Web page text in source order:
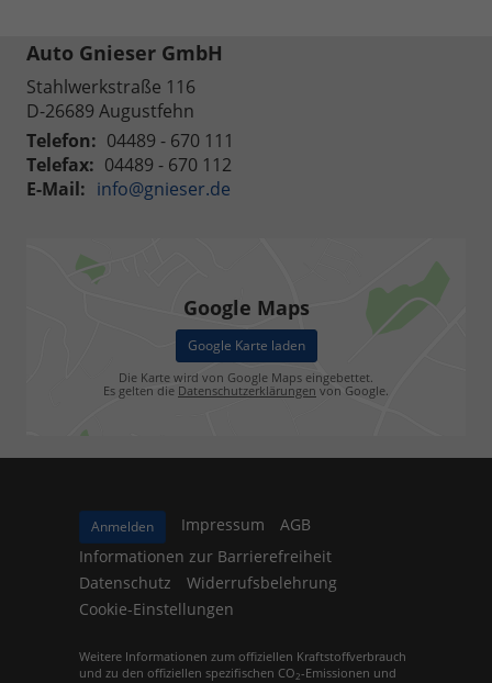
Auto Gnieser GmbH
Stahlwerkstraße 116
D-26689 Augustfehn
Telefon: 04489 - 670 111
Telefax: 04489 - 670 112
E-Mail: info@gnieser.de
Google Maps
Google Karte laden
Die Karte wird von Google Maps eingebettet.
Es gelten die Datenschutzerklärungen von Google.
Anmelden Impressum
AGB
Informationen zur Barrierefreiheit
Datenschutz
Widerrufsbelehrung
Cookie-Einstellungen
Weitere Informationen zum offiziellen Kraftstoffverbrauch
und zu den offiziellen spezifischen CO2-Emissionen und